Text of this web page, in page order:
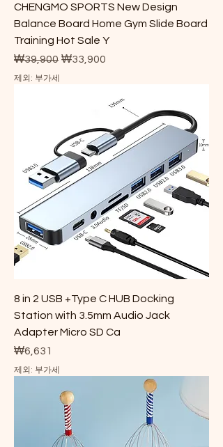
CHENGMO SPORTS New Design
Balance Board Home Gym Slide Board
Training Hot Sale Y
일반가
₩39,900 할인가
₩33,900
제외: 부가세
8 in 2 USB +Type C HUB Docking
Station with 3.5mm Audio Jack
Adapter Micro SD Ca
가격
₩6,631
제외: 부가세